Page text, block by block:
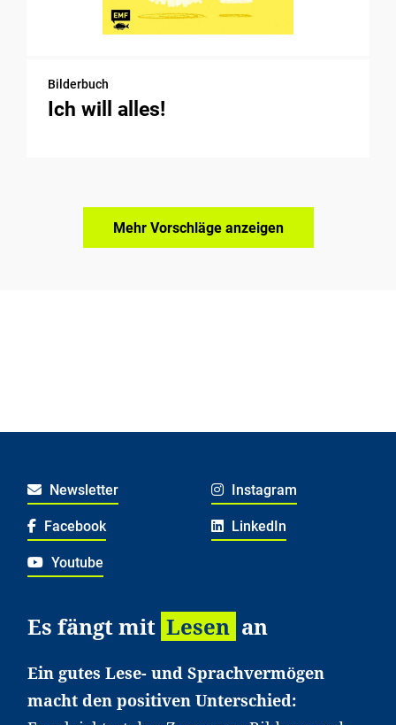
Bilderbuch
Ich will alles!
Mehr Vorschläge anzeigen
Newsletter Instagram
Facebook LinkedIn
Youtube
Es fängt mit Lesen an
Ein gutes Lese- und Sprachvermögen
macht den positiven Unterschied: